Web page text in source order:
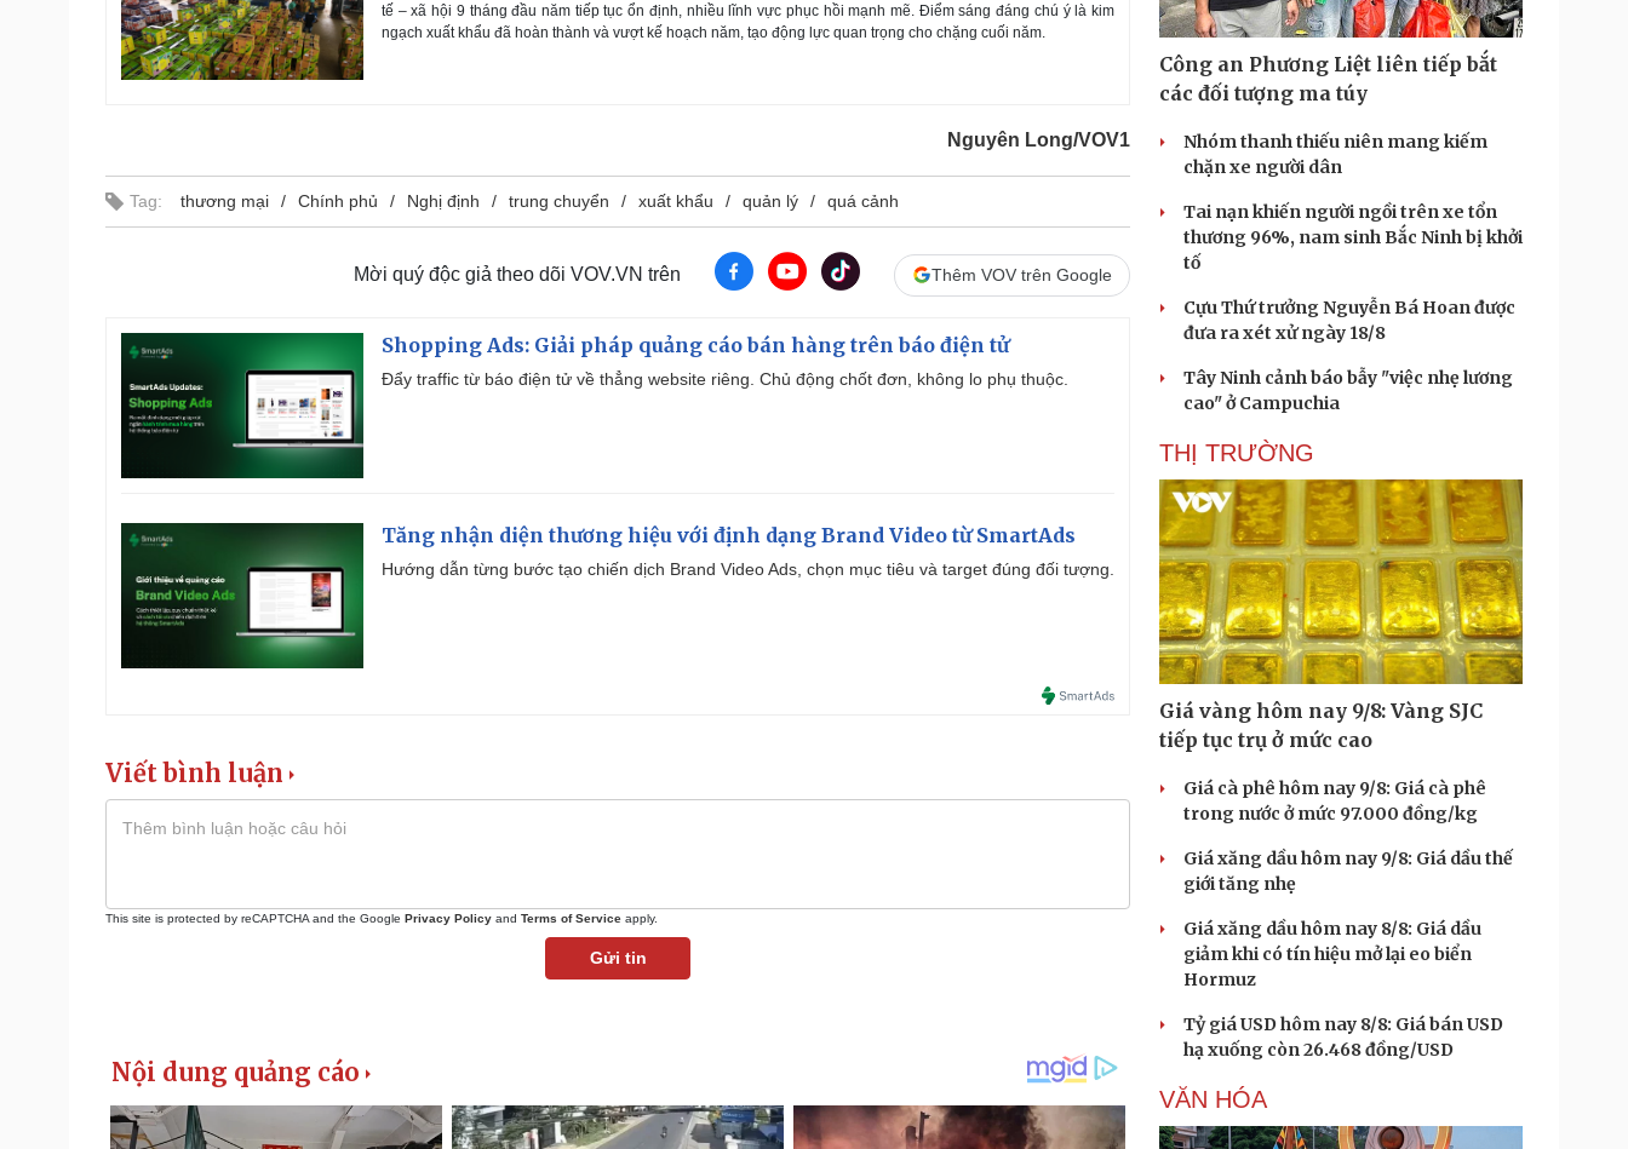
tế – xã hội 9 tháng đầu năm tiếp tục ổn định, nhiều lĩnh vực phục hồi mạnh mẽ. Điểm sáng đáng chú ý là kim
ngạch xuất khẩu đã hoàn thành và vượt kế hoạch năm, tạo động lực quan trọng cho chặng cuối năm.
Nguyên Long/VOV1
Tag: thương mại Chính phủ Nghị định trung chuyển xuất khẩu quản lý quá cảnh
Mời quý độc giả theo dõi VOV.VN trên Thêm VOV trên Google
Shopping Ads: Giải pháp quảng cáo bán hàng trên báo điện tử
Đẩy traffic từ báo điện tử về thẳng website riêng. Chủ động chốt đơn, không lo phụ thuộc.
Tăng nhận diện thương hiệu với định dạng Brand Video từ SmartAds
Hướng dẫn từng bước tạo chiến dịch Brand Video Ads, chọn mục tiêu và target đúng đối tượng.
Viết bình luận
This site is protected by reCAPTCHA and the Google Privacy Policy and Terms of Service apply.
Gửi tin
Công an Phương Liệt liên tiếp bắt
các đối tượng ma túy
Nhóm thanh thiếu niên mang kiếm
chặn xe người dân
Tai nạn khiến người ngồi trên xe tổn
thương 96%, nam sinh Bắc Ninh bị khởi
tố
Cựu Thứ trưởng Nguyễn Bá Hoan được
đưa ra xét xử ngày 18/8
Tây Ninh cảnh báo bẫy "việc nhẹ lương
cao" ở Campuchia
THỊ TRƯỜNG
Giá vàng hôm nay 9/8: Vàng SJC
tiếp tục trụ ở mức cao
Giá cà phê hôm nay 9/8: Giá cà phê
trong nước ở mức 97.000 đồng/kg
Giá xăng dầu hôm nay 9/8: Giá dầu thế
giới tăng nhẹ
Giá xăng dầu hôm nay 8/8: Giá dầu
giảm khi có tín hiệu mở lại eo biển
Hormuz
Tỷ giá USD hôm nay 8/8: Giá bán USD
hạ xuống còn 26.468 đồng/USD
VĂN HÓA